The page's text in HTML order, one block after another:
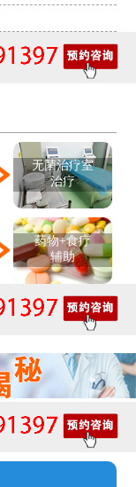
无菌治疗室
治疗
药物+食疗
辅助